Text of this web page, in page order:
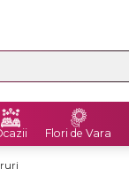
Flori de Vara